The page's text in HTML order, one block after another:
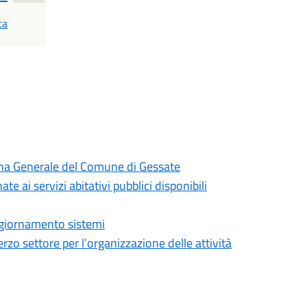
Generale del Comune di Gessate
ai servizi abitativi pubblici disponibili
sistemi
settore per l’organizzazione delle attività